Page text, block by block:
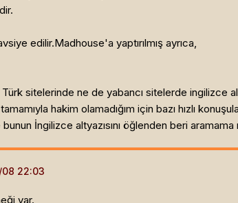
edilir.Madhouse'a yaptırılmış ayrıca,
sitelerinde ne de yabancı sitelerde ingilizce
hakim olamadığım için bazı hızlı
İngilizce altyazısını öğlenden beri
var.